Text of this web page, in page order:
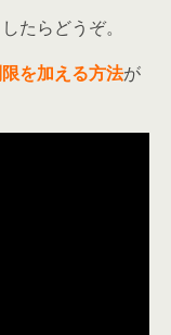
たらどうぞ。
を加える方法が